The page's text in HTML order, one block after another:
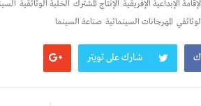
الإبداعية الإفريقية الإنتاج المشترك الخلية الوثائقية
المهرجانات السينمائية صناعة السينما
شارك على تويتر